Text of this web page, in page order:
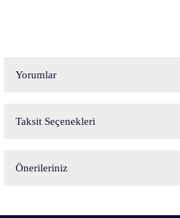
Yorumlar
Taksit Seçenekleri
Önerileriniz